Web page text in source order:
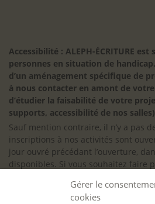
Gérer le
cookies
Accessibilité : ALEPH-ÉCRITURE est
personnes en situation de
d’un aménagement spécifique de
à nous contacter en amont de
d’étudier la faisabilité de votre
supports, accessibilité de nos
Sauf mention contraire, il n’y a pas
inscriptions à nos activités sont
jour ouvré précédant l’ouverture,
disponibles. Si vous souhaitez faire
est à effectuer au plus tard un mois